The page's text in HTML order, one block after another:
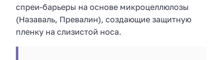
спреи-барьеры на основе микроцеллюлозы
(Назаваль, Превалин), создающие защитную
пленку на слизистой носа.